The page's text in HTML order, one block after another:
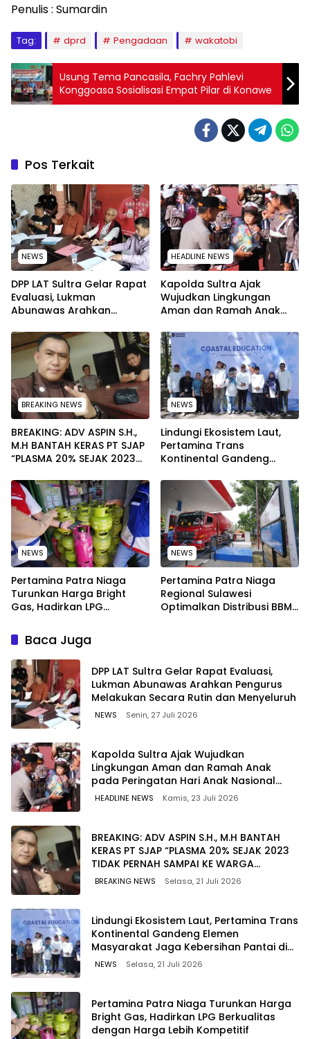
Penulis : Sumardin
Tag: dprd Pengadaan wakatobi
Usung Tema Pancasila, Fachry Pahlevi
Konggoasa Sosialisasi Empat Pilar di Konawe
Pos Terkait
NEWS
‎DPP LAT Sultra Gelar Rapat
Evaluasi, Lukman
Abunawas Arahkan
Secara Rutin dan
Menyeluruh
HEADLINE NEWS
Kapolda Sultra Ajak
Wujudkan Lingkungan
Aman dan Ramah Anak
Nasional 2026
BREAKING NEWS
BREAKING: ADV ASPIN S.H.,
M.H BANTAH KERAS PT SJAP
“PLASMA 20% SEJAK 2023
WARGA WAWOONE!
NEWS
Lindungi Ekosistem Laut,
Pertamina Trans
Kontinental Gandeng
Kebersihan Pantai di
Bitung, Sulawesi
NEWS
Pertamina Patra Niaga
Turunkan Harga Bright
Gas, Hadirkan LPG
Lebih Kompetitif
NEWS
Pertamina Patra Niaga
Regional Sulawesi
Optimalkan Distribusi BBM
Baca Juga
‎DPP LAT Sultra Gelar Rapat Evaluasi,
Lukman Abunawas Arahkan Pengurus
Melakukan Secara Rutin dan Menyeluruh
NEWS Senin, 27 Juli 2026
Kapolda Sultra Ajak Wujudkan
Lingkungan Aman dan Ramah Anak
pada Peringatan Hari Anak Nasional
2026
HEADLINE NEWS Kamis, 23 Juli 2026
BREAKING: ADV ASPIN S.H., M.H BANTAH
KERAS PT SJAP “PLASMA 20% SEJAK 2023
TIDAK PERNAH SAMPAI KE WARGA
WAWOONE!
BREAKING NEWS Selasa, 21 Juli 2026
Lindungi Ekosistem Laut, Pertamina Trans
Kontinental Gandeng Elemen
Masyarakat Jaga Kebersihan Pantai di
Bitung, Sulawesi
NEWS Selasa, 21 Juli 2026
Pertamina Patra Niaga Turunkan Harga
Bright Gas, Hadirkan LPG Berkualitas
dengan Harga Lebih Kompetitif